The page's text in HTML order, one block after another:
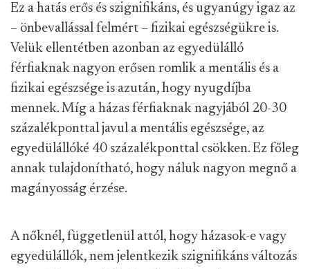
Ez a hatás erős és szignifikáns, és ugyanúgy igaz az
– önbevallással felmért – fizikai egészségükre is.
Velük ellentétben azonban az egyedülálló
férfiaknak nagyon erősen romlik a mentális és a
fizikai egészsége is azután, hogy nyugdíjba
mennek. Míg a házas férfiaknak nagyjából 20-30
százalékponttal javul a mentális egészsége, az
egyedülállóké 40 százalékponttal csökken. Ez főleg
annak tulajdonítható, hogy náluk nagyon megnő a
magányosság érzése.
A nőknél, függetlenül attól, hogy házasok-e vagy
egyedülállók, nem jelentkezik szignifikáns változás